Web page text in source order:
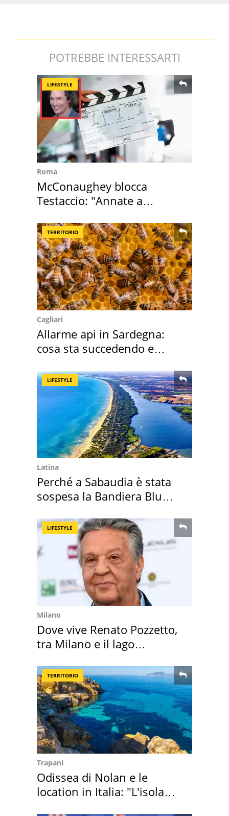
POTREBBE INTERESSARTI
LIFESTYLE
Roma
McConaughey blocca
Testaccio: "Annate a
TERRITORIO
Cagliari
Allarme api in Sardegna:
cosa sta succedendo e
LIFESTYLE
Latina
Perché a Sabaudia è stata
sospesa la Bandiera Blu
LIFESTYLE
Milano
Dove vive Renato Pozzetto,
tra Milano e il lago
TERRITORIO
Trapani
Odissea di Nolan e le
location in Italia: "L'isola